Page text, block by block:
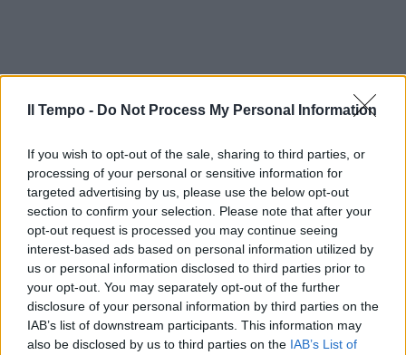
Il Tempo - Do Not Process My Personal Information
If you wish to opt-out of the sale, sharing to third parties, or
processing of your personal or sensitive information for
targeted advertising by us, please use the below opt-out
section to confirm your selection. Please note that after your
opt-out request is processed you may continue seeing
interest-based ads based on personal information utilized by
us or personal information disclosed to third parties prior to
your opt-out. You may separately opt-out of the further
disclosure of your personal information by third parties on the
IAB’s list of downstream participants. This information may
also be disclosed by us to third parties on the IAB’s List of